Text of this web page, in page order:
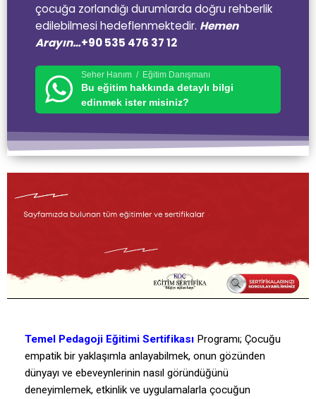
çocuğa zorlandığı durumlarda doğru rehberlik
edilebilmesi hedeflenmektedir. Hemen
Arayın…+90 535 476 37 12
Seher Hanım / Eğitim Danışmanı
Bu eğitim hakkında detaylı bilgi
edinmek ister misiniz?
Temel Pedagoji Eğitimi Sertifikası Programı; Çocuğu
empatik bir yaklaşımla anlayabilmek, onun gözünden
dünyayı ve ebeveynlerinin nasıl göründüğünü
deneyimlemek, etkinlik ve uygulamalarla çocuğun